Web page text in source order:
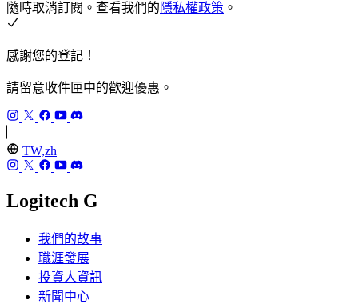
隨時取消訂閱。查看我們的隱私權政策 。
感謝您的登記！
請留意收件匣中的歡迎優惠。
TW,zh
Logitech G
我們的故事
職涯發展
投資人資訊
新聞中心